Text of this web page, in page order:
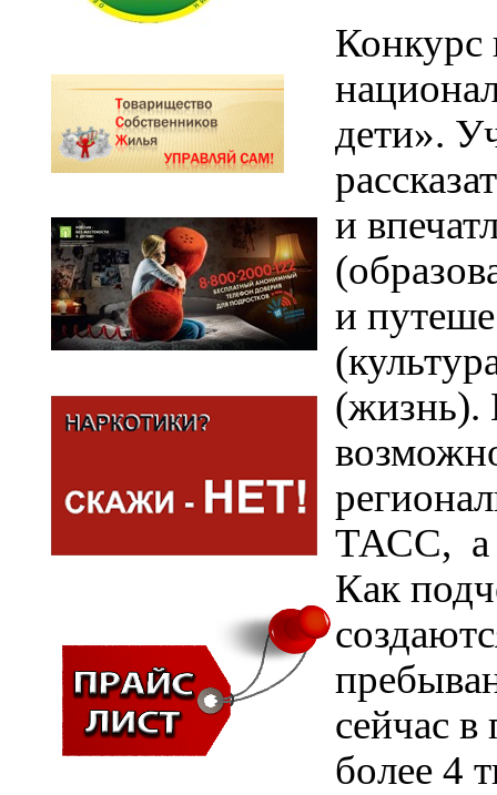
Конкурс
дети».
и
и
(жизнь).
ТАСС, а
Как
сейчас в
более 4